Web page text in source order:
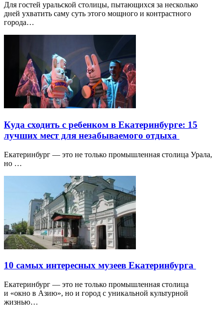
Для гостей уральской столицы, пытающихся за несколько
дней ухватить саму суть этого мощного и контрастного
города…
Куда сходить с ребенком в Екатеринбурге: 15
лучших мест для незабываемого отдыха
Екатеринбург — это не только промышленная столица Урала,
но …
10 самых интересных музеев Екатеринбурга
Екатеринбург — это не только промышленная столица
и «окно в Азию», но и город с уникальной культурной
жизнью…